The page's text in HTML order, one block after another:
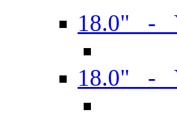
18.0" -
18.0" -